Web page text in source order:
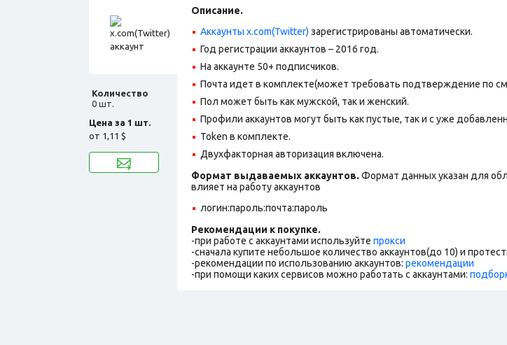
Количество
0 шт.
Цена за 1 шт.
от 1,11 $
Описание.
Аккаунты x.com(Twitter) зарегистрированы автоматически.
Год регистрации аккаунтов – 2016 год.
На аккаунте 50+ подписчиков.
Почта идет в комплекте(может требовать подтверждение по
Пол может быть как мужской, так и женский.
Профили аккаунтов могут быть как пустые, так и с уже
Token в комплекте.
Двухфакторная авторизация включена.
Формат выдаваемых аккаунтов. Формат данных указан для
влияет на работу аккаунтов
логин:пароль:почта:пароль
Рекомендации к покупке.
-при работе с аккаунтами используйте прокси
-сначала купите небольшое количество аккаунтов(до 10) и
-рекомендации по использованию аккаунтов: рекомендации
-при помощи каких сервисов можно работать с аккаунтами: